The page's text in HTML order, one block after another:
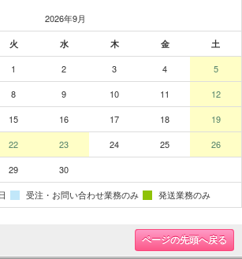
ページの先頭へ戻る